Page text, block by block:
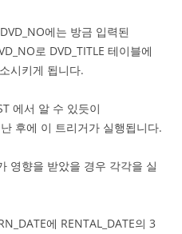
에는 방금 입력된
로 DVD_TITLE 테이블에
시키게 됩니다.
에서 알 수 있듯이
후에 이 트리거가 실행됩니다.
영향을 받았을 경우 각각을 실
에 RENTAL_DATE의 3